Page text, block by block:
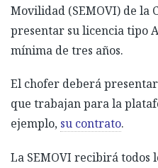
Movilidad (SEMOVI) de la
presentar su licencia tipo
mínima de tres años.
El chofer deberá
que trabajan para la
ejemplo, su contrato.
La SEMOVI recibirá todos